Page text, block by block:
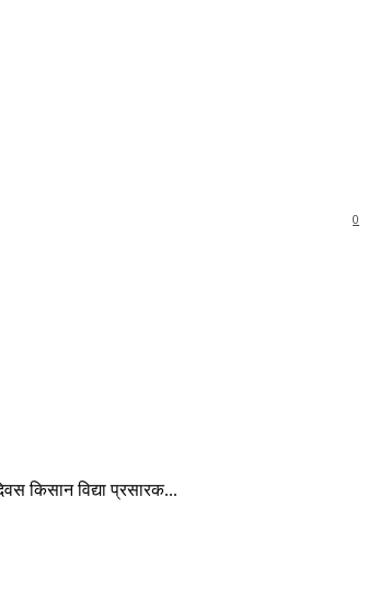
0
किसान विद्या प्रसारक...